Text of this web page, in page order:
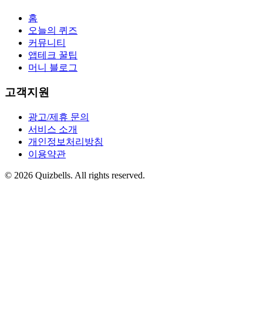
홈
오늘의 퀴즈
커뮤니티
앱테크 꿀팁
머니 블로그
고객지원
광고/제휴 문의
서비스 소개
개인정보처리방침
이용약관
© 2026 Quizbells. All rights reserved.